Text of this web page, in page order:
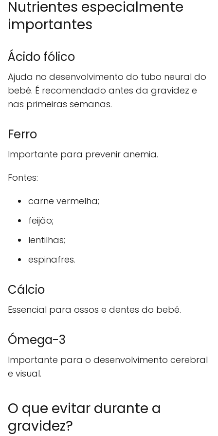
Nutrientes especialmente
importantes
Ácido fólico
Ajuda no desenvolvimento do tubo neural do
bebé. É recomendado antes da gravidez e
nas primeiras semanas.
Ferro
Importante para prevenir anemia.
Fontes:
carne vermelha;
feijão;
lentilhas;
espinafres.
Cálcio
Essencial para ossos e dentes do bebé.
Ómega-3
Importante para o desenvolvimento cerebral
e visual.
O que evitar durante a
gravidez?